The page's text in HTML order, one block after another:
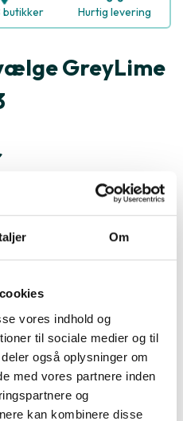
Om
vores indhold og
til sociale medier og til
også oplysninger om
med vores partnere inden
og
kan kombinere disse
butikker Hurtig levering
GreyLime
iPhone 13 er